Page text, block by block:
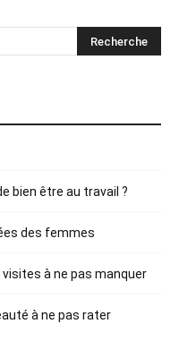
bien être au travail ?
des femmes
à ne pas manquer
à ne pas rater